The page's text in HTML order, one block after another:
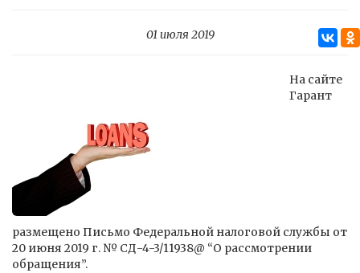
01 июля 2019
На сайте
Гарант
размещено Письмо Федеральной налоговой службы от
20 июня 2019 г. № СД-4-3/11938@ “О рассмотрении
обращения”.